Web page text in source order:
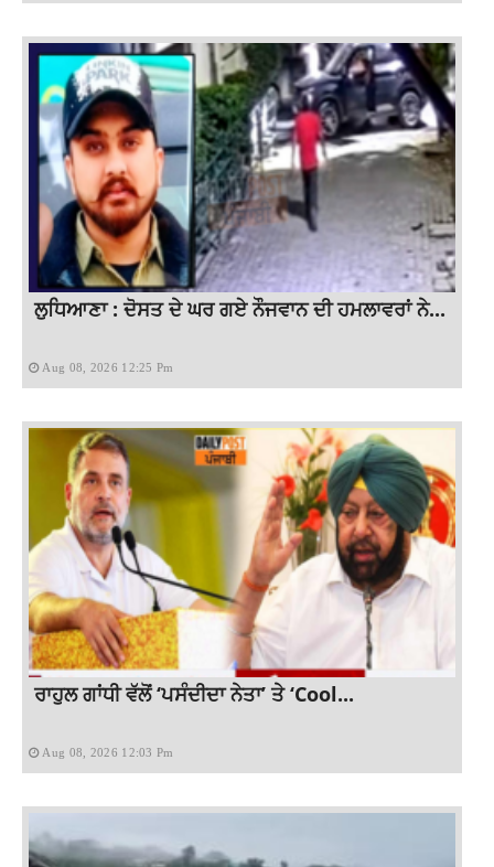
ਲੁਧਿਆਣਾ : ਦੋਸਤ ਦੇ ਘਰ ਗਏ ਨੌਜਵਾਨ ਦੀ ਹਮਲਾਵਰਾਂ ਨੇ...
Aug 08, 2026 12:25 Pm
ਰਾਹੁਲ ਗਾਂਧੀ ਵੱਲੋਂ ‘ਪਸੰਦੀਦਾ ਨੇਤਾ’ ਤੇ ‘Cool...
Aug 08, 2026 12:03 Pm